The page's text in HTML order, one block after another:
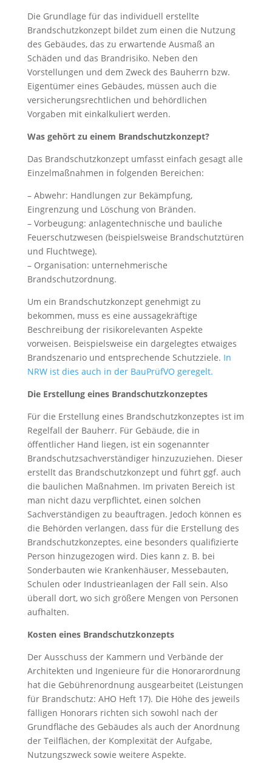
Die Grundlage für das individuell erstellte
Brandschutzkonzept bildet zum einen die Nutzung
des Gebäudes, das zu erwartende Ausmaß an
Schäden und das Brandrisiko. Neben den
Vorstellungen und dem Zweck des Bauherrn bzw.
Eigentümer eines Gebäudes, müssen auch die
versicherungsrechtlichen und behördlichen
Vorgaben mit einkalkuliert werden.
Was gehört zu einem Brandschutzkonzept?
Das Brandschutzkonzept umfasst einfach gesagt alle
Einzelmaßnahmen in folgenden Bereichen:
– Abwehr: Handlungen zur Bekämpfung,
Eingrenzung und Löschung von Bränden.
– Vorbeugung: anlagentechnische und bauliche
Feuerschutzwesen (beispielsweise Brandschutztüren
und Fluchtwege).
– Organisation: unternehmerische
Brandschutzordnung.
Um ein Brandschutzkonzept genehmigt zu
bekommen, muss es eine aussagekräftige
Beschreibung der risikorelevanten Aspekte
vorweisen. Beispielsweise ein dargelegtes etwaiges
Brandszenario und entsprechende Schutzziele. In
NRW ist dies auch in der BauPrüfVO geregelt.
Die Erstellung eines Brandschutzkonzeptes
Für die Erstellung eines Brandschutzkonzeptes ist im
Regelfall der Bauherr. Für Gebäude, die in
öffentlicher Hand liegen, ist ein sogenannter
Brandschutzsachverständiger hinzuzuziehen. Dieser
erstellt das Brandschutzkonzept und führt ggf. auch
die baulichen Maßnahmen. Im privaten Bereich ist
man nicht dazu verpflichtet, einen solchen
Sachverständigen zu beauftragen. Jedoch können es
die Behörden verlangen, dass für die Erstellung des
Brandschutzkonzeptes, eine besonders qualifizierte
Person hinzugezogen wird. Dies kann z. B. bei
Sonderbauten wie Krankenhäuser, Messebauten,
Schulen oder Industrieanlagen der Fall sein. Also
überall dort, wo sich größere Mengen von Personen
aufhalten.
Kosten eines Brandschutzkonzepts
Der Ausschuss der Kammern und Verbände der
Architekten und Ingenieure für die Honorarordnung
hat die Gebührenordnung ausgearbeitet (Leistungen
für Brandschutz: AHO Heft 17). Die Höhe des jeweils
fälligen Honorars richten sich sowohl nach der
Grundfläche des Gebäudes als auch der Anordnung
der Teilflächen, der Komplexität der Aufgabe,
Nutzungszweck sowie weitere Aspekte.